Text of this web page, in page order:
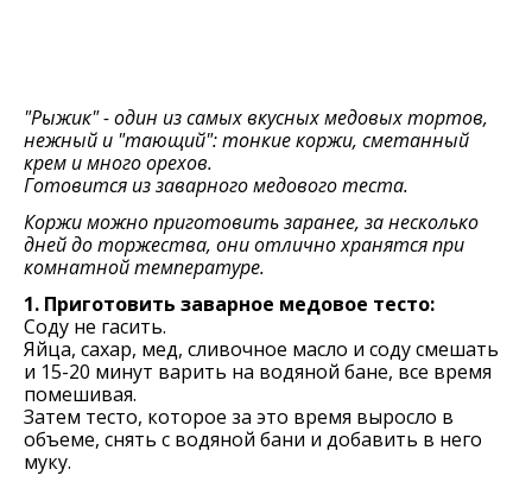
"Рыжик" - один из самых вкусных медовых тортов,
нежный и "тающий": тонкие коржи, сметанный
крем и много орехов.
Готовится из заварного медового теста.
Коржи можно приготовить заранее, за несколько
дней до торжества, они отлично хранятся при
комнатной температуре.
1. Приготовить заварное медовое тесто:
Соду не гасить.
Яйца, сахар, мед, сливочное масло и соду смешать
и 15-20 минут варить на водяной бане, все время
помешивая.
Затем тесто, которое за это время выросло в
объеме, снять с водяной бани и добавить в него
муку.